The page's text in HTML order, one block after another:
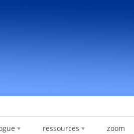
ressources zoom